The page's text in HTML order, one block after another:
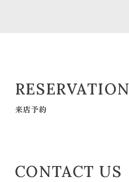
RESERVATION
来店予約
CONTACT US